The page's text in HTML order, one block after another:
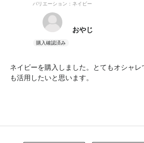
バリエーション：ネイビー
おやじ
ネイビーを購入しました。とてもオシャレ
も活用したいと思います。